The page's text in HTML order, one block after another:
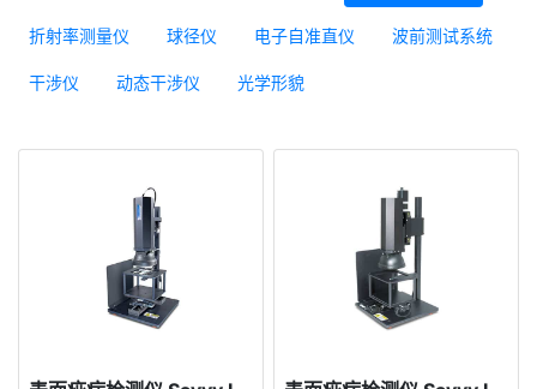
折射率测量仪 球径仪 电子自准直仪 波前测试系统
干涉仪 动态干涉仪 光学形貌